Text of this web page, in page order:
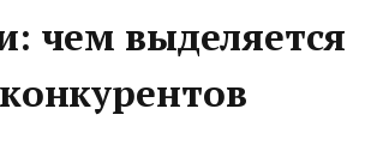
чем выделяется